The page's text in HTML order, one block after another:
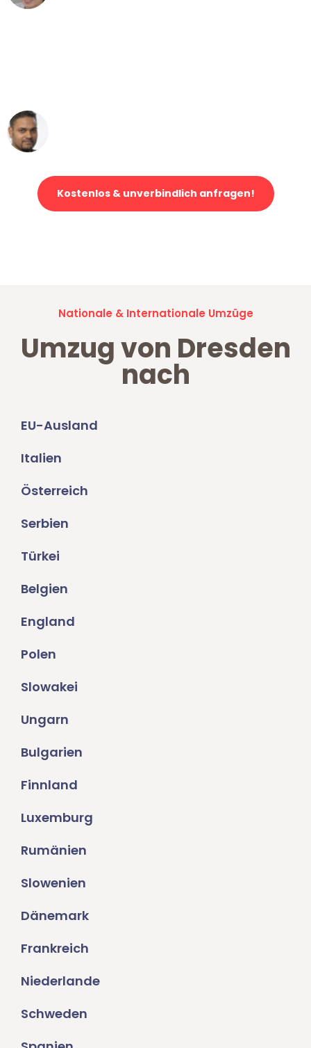
Kostenlos & unverbindlich anfragen!
Nationale & Internationale Umzüge
Umzug von Dresden
nach
EU-Ausland
Italien
Österreich
Serbien
Türkei
Belgien
England
Polen
Slowakei
Ungarn
Bulgarien
Finnland
Luxemburg
Rumänien
Slowenien
Dänemark
Frankreich
Niederlande
Schweden